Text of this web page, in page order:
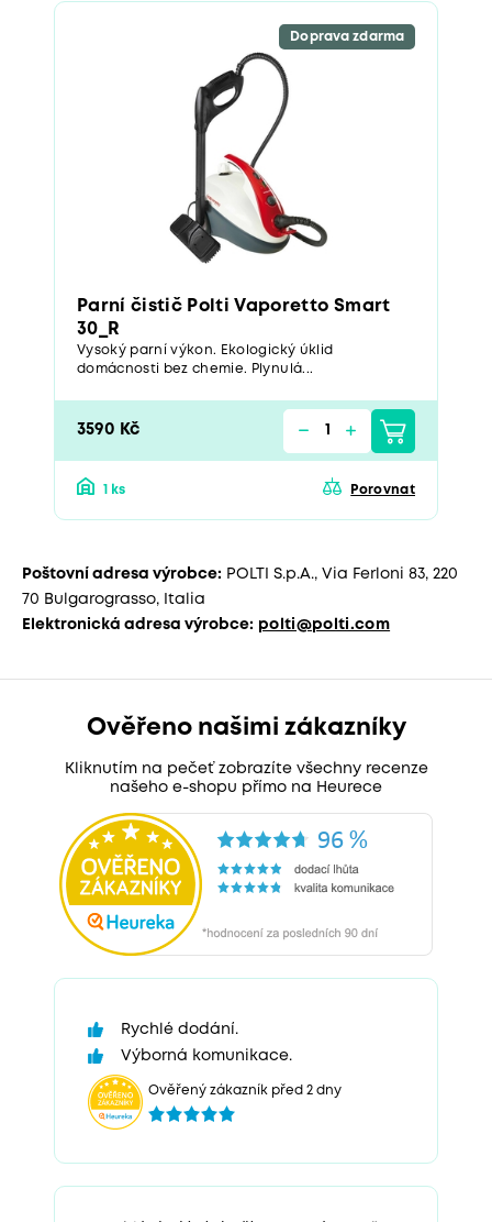
Doprava zdarma
Parní čistič Polti Vaporetto Smart
30_R
Vysoký parní výkon. Ekologický úklid
domácnosti bez chemie. Plynulá...
3590 Kč
1 ks Porovnat
Poštovní adresa výrobce: POLTI S.p.A., Via Ferloni 83, 220
70 Bulgarograsso, Italia
Elektronická adresa výrobce: polti@polti.com
Ověřeno našimi zákazníky
Kliknutím na pečeť zobrazíte všechny recenze
našeho e-shopu přímo na Heurece
Rychlé dodání.
Výborná komunikace.
Ověřený zákazník před 2 dny